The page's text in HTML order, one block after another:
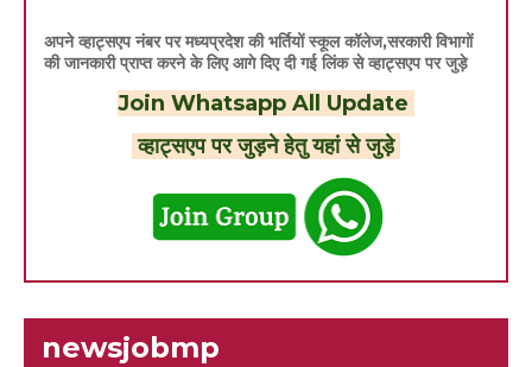
अपने व्हाट्सएप नंबर पर मध्यप्रदेश की भर्तियों स्कूल कॉलेज,सरकारी विभागों
की जानकारी प्राप्त करने के लिए आगे दिए दी गई लिंक से व्हाट्सएप पर जुड़े
Join Whatsapp All Update
व्हाट्सएप पर जुड़ने हेतु यहां से जुड़े
newsjobmp